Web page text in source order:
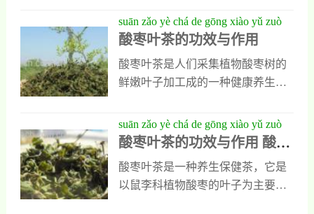
口感才会好。在采集时还要注意不
能采集那些有虫蛀或者
酸叶酮，这是一种重要的药用成
分，而且它具有保肝养阴的重要作
用，人们在冲后饮用它以后能起到
镇静催眠的重要功效，它对人类因
枣叶茶中含有丰富的芦丁，这是一
种天然药用成分，
的鲜嫩叶子制成的一种健康养生
茶，很多人也想自己在家中制作酸
法，今天小编就做这方面的介绍，
能让大家轻松学会酸枣叶花怎么
叶茶时，需要选择新鲜的酸枣叶
子，把它一片片的挑选，并用清水
冲洗干净，一定要把那些有腐烂或
者有重铸的叶子去掉，准备一个干
suān zǎo yè chá de gōng xiào yǔ zuò
yòng
酸枣叶茶的功效与作用
酸枣叶茶是人们采集植物酸枣树的
鲜嫩叶子加工成的一种健康养生
肥降脂也能预防三高，下面是对酸
枣叶茶功效与作用的详细介绍，能
么好处。酸枣叶茶的功效与作用1、
预防高血压酸枣叶茶中含有多种对
suān zǎo yè chá de gōng xiào yǔ zuò
yòng suān zǎo yè chá de fù zuò yòng
酸枣叶茶的功效与作用 酸枣
叶茶的副作用
酸枣叶茶是一种养生保健茶，它是
以鼠李科植物酸枣的叶子为主要原